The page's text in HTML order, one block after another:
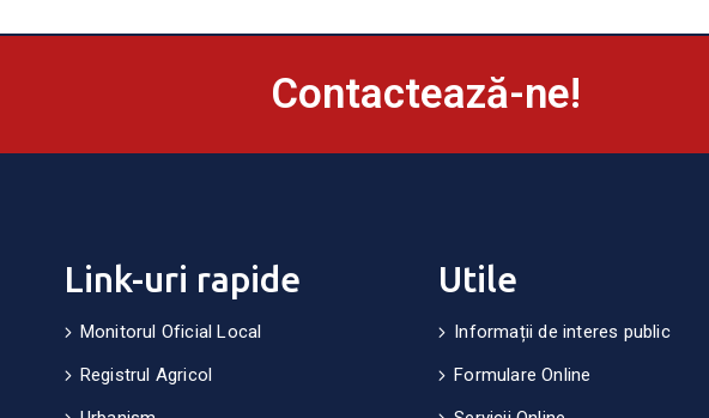
Contactează-ne!
Link-uri rapide
Monitorul Oficial Local
Registrul Agricol
Utile
Informații de interes public
Formulare Online